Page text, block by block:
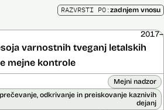
RAZVRSTI PO:zadnjem vnosu
varnostnih tveganj letalskih
mejne kontrole
2017–
Mejni nadzor
odkrivanje in preiskovanje kaznivih
dejanj